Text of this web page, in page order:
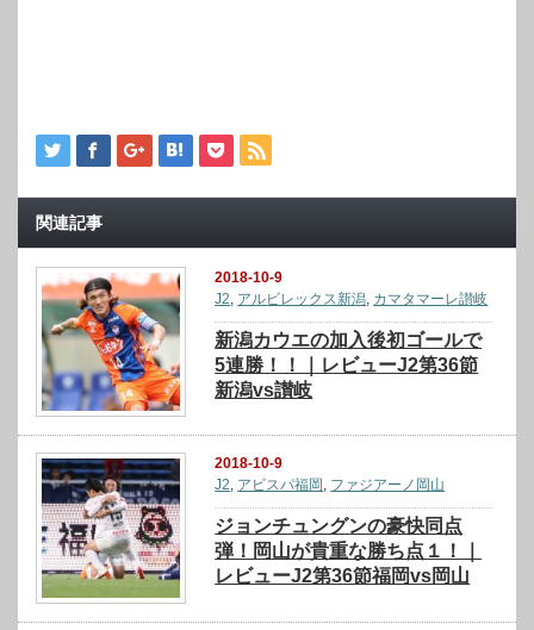
関連記事
2018-10-9
J2, アルビレックス新潟, カマタマーレ讃岐
新潟カウエの加入後初ゴールで
5連勝！！｜レビューJ2第36節
新潟vs讃岐
2018-10-9
J2, アビスパ福岡 , ファジアーノ岡山
ジョンチュングンの豪快同点
弾！岡山が貴重な勝ち点１！｜
レビューJ2第36節福岡vs岡山